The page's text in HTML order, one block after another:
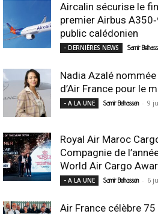
Aircalin sécurise le
premier Airbus
public calédonien
- DERNIÈRES NEWS Samir
Nadia Azalé
d’Air France pour le
- A LA UNE Samir Belhassen - 9
Royal Air Maroc
Compagnie de
World Air Cargo
- A LA UNE Samir Belhassen - 6
Air France célèbre